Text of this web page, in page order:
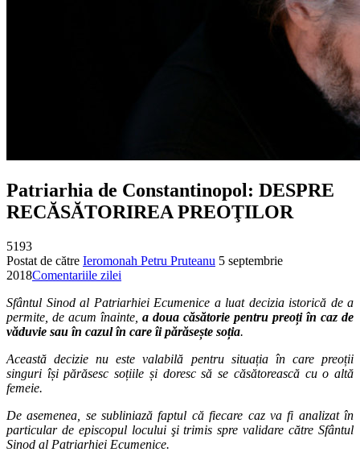
Patriarhia de Constantinopol: DESPRE
RECĂSĂTORIREA PREOŢILOR
5193
Postat de către Ieromonah Petru Pruteanu 5 septembrie
2018Comentariile zilei
Sfântul Sinod al Patriarhiei Ecumenice a luat decizia istorică de a
permite, de acum înainte, a doua căsătorie pentru preoți în caz de
văduvie sau în cazul în care îi părăsește soția.
Această decizie nu este valabilă pentru situația în care preoții
singuri își părăsesc soțiile și doresc să se căsătorească cu o altă
femeie.
De asemenea, se subliniază faptul că fiecare caz va fi analizat în
particular de episcopul locului şi trimis spre validare către Sfântul
Sinod al Patriarhiei Ecumenice.